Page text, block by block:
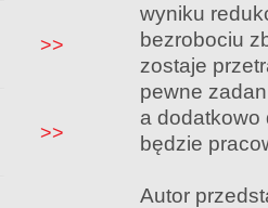
>>
>>
wyniku
bezrobociu
zostaje
pewne
a dodatkowo
będzie
Autor